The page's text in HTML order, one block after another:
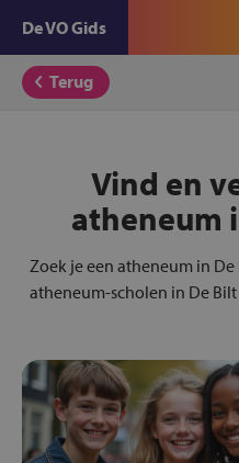
De VO Gids
Terug
Vind en
atheneum
Zoek je een atheneum in
atheneum-scholen in De